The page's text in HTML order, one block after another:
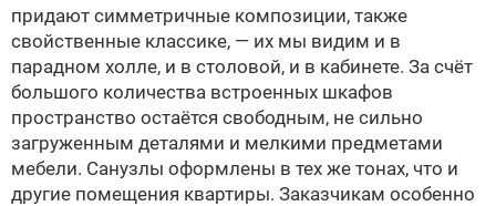
придают симметричные композиции, также
свойственные классике, — их мы видим и в
парадном холле, и в столовой, и в кабинете. За счёт
большого количества встроенных шкафов
пространство остаётся свободным, не сильно
загруженным деталями и мелкими предметами
мебели. Санузлы оформлены в тех же тонах, что и
другие помещения квартиры. Заказчикам особенно